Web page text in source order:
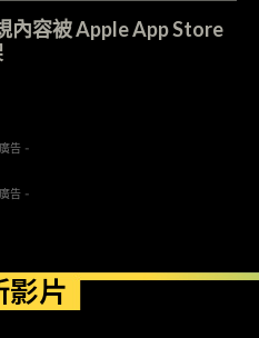
內容被 Apple App Store
告 -
告 -
影片